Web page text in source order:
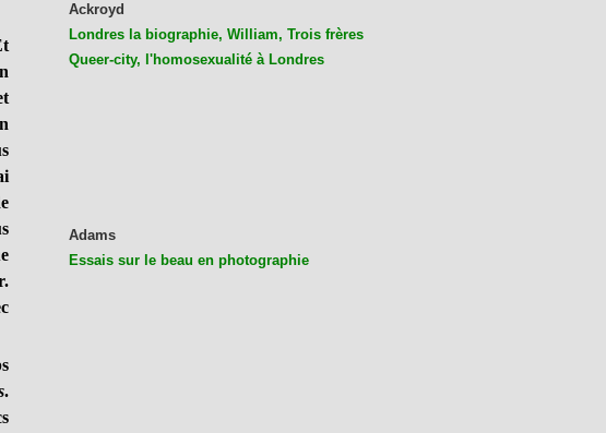
.
Ackroyd
Londres la biographie, William, Trois frères
Queer-city, l'homosexualité à Londres
Adams
Essais sur le beau en photographie